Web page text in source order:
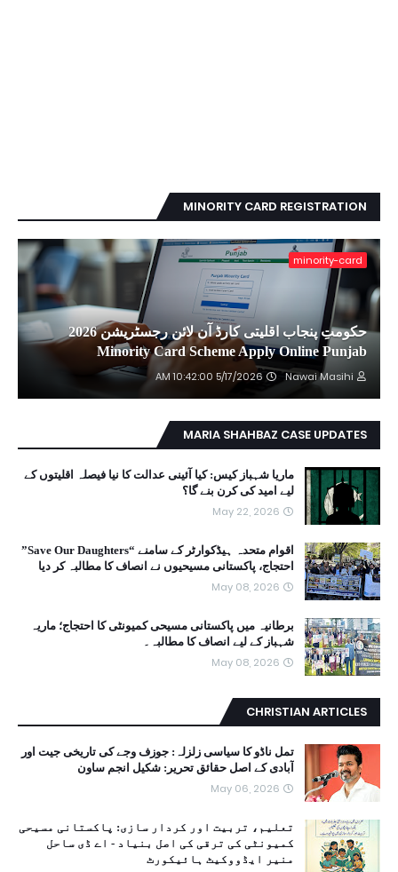
MINORITY CARD REGISTRATION
minority-card
حکومتِ پنجاب اقلیتی کارڈ آن لائن رجسٹریشن 2026
Minority Card Scheme Apply Online Punjab
Nawai Masihi
5/17/2026 10:42:00 AM
MARIA SHAHBAZ CASE UPDATES
ماریا شہباز کیس: کیا آئینی عدالت کا نیا فیصلہ اقلیتوں کے
لیے امید کی کرن بنے گا؟
May 22, 2026
اقوام متحدہ ہیڈکوارٹر کے سامنے “Save Our Daughters”
احتجاج، پاکستانی مسیحیوں نے انصاف کا مطالبہ کر دیا
May 08, 2026
برطانیہ میں پاکستانی مسیحی کمیونٹی کا احتجاج؛ ماریہ
شہباز کے لیے انصاف کا مطالبہ۔
May 08, 2026
CHRISTIAN ARTICLES
تمل ناڈو کا سیاسی زلزلہ: جوزف وجے کی تاریخی جیت اور
آبادی کے اصل حقائق تحریر: شکیل انجم ساون
May 06, 2026
تعلیم، تربیت اور کردار سازی: پاکستانی مسیحی
کمیونٹی کی ترقی کی اصل بنیاد - اے ڈی ساحل
منیر ایڈووکیٹ ہائیکورٹ